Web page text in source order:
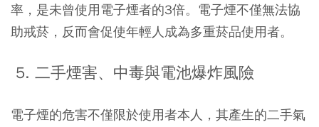
率，是未曾使用電子煙者的3倍。電子煙不僅無法協
助戒菸，反而會促使年輕人成為多重菸品使用者。
5. 二手煙害、中毒與電池爆炸風險
電子煙的危害不僅限於使用者本人，其產生的二手氣